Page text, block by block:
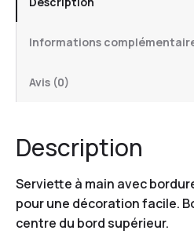
Informations
Avis (0)
Description
Serviette à main avec
pour une décoration facile.
centre du bord supérieur.